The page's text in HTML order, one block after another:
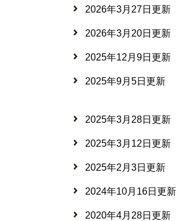
2026年3月27日更新
2026年3月20日更新
2025年12月9日更新
2025年9月5日更新
2025年3月28日更新
2025年3月12日更新
2025年2月3日更新
2024年10月16日更新
2020年4月28日更新